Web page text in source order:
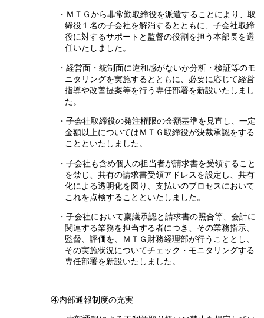
・ＭＴＧから非常勤取締役を派遣することにより、取
締役１名の子会社を解消するとともに、子会社取締
役に対するサポートと監督の役割を担う本部長を選
任いたしました。
・経営面・統制面に違和感がないか分析・検証等のモ
ニタリングを実施するとともに、必要に応じて経営
指導や改善提案等を行う専任部署を新設いたしまし
た。
・子会社取締役の発注権限の金額基準を見直し、一定
金額以上についてはＭＴＧ取締役が決裁承認をする
ことといたしました。
・子会社も含め個人の担当者が請求書を受領すること
を禁じ、共有の請求書受領アドレスを設定し、共有
化による透明化を図り、支払いのプロセスにおいて
これを点検することといたしました。
・子会社において稟議承認と請求書の照合等、会計に
関連する業務を担当する者につき、その業務指示、
監督、評価を、ＭＴＧ財務経理部が行うこととし、
その実施状況についてチェック・モニタリングする
専任部署を新設いたしました。
④内部通報制度の充実